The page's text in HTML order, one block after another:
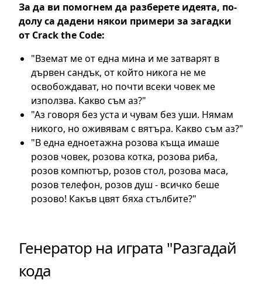
За да ви помогнем да разберете идеята, по-
долу са дадени някои примери за загадки
от Crack the Code:
"Вземат ме от една мина и ме затварят в
дървен сандък, от който никога не ме
освобождават, но почти всеки човек ме
използва. Какво съм аз?"
"Аз говоря без уста и чувам без уши. Нямам
никого, но оживявам с вятъра. Какво съм аз?"
"В една едноетажна розова къща имаше
розов човек, розова котка, розова риба,
розов компютър, розов стол, розова маса,
розов телефон, розов душ - всичко беше
розово! Какъв цвят бяха стълбите?"
Генератор на играта "Разгадай
кода